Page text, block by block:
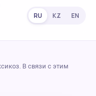
RU KZ EN
В связи с этим